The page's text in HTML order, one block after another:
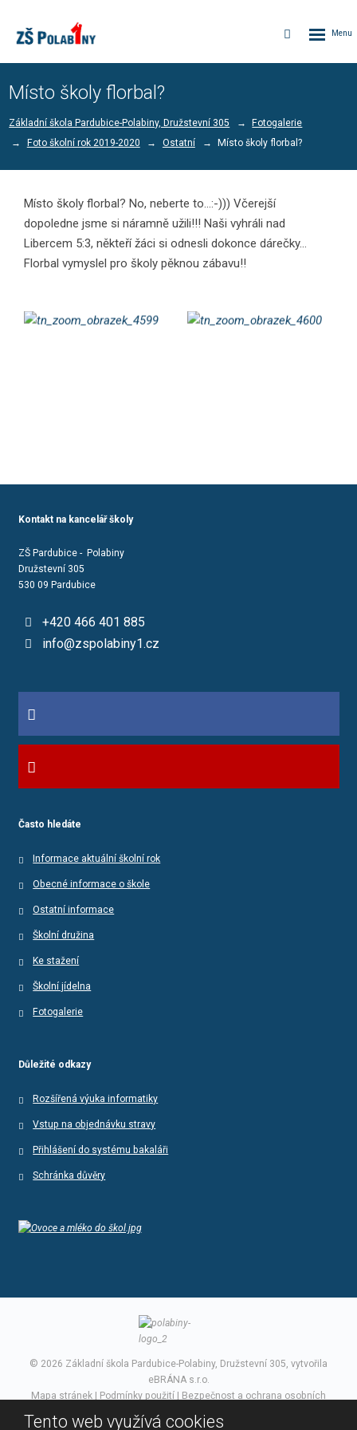
Vyhledávání
Místo školy florbal?
Základní škola Pardubice-Polabiny, Družstevní 305
Fotogalerie
Foto školní rok 2019-2020
Ostatní Místo školy florbal?
Místo školy florbal? No, neberte to...:-))) Včerejší
dopoledne jsme si náramně užili!!! Naši vyhráli nad
Libercem 5:3, někteří žáci si odnesli dokonce dárečky...
Florbal vymyslel pro školy pěknou zábavu!!
Kontakt na kancelář školy
ZŠ Pardubice - Polabiny
Družstevní 305
530 09 Pardubice
+420 466 401 885
info@zspolabiny1.cz
Často hledáte
Informace aktuální školní rok
Obecné informace o škole
Ostatní informace
Školní družina
Ke stažení
Školní jídelna
Fotogalerie
Důležité odkazy
Rozšířená výuka informatiky
Vstup na objednávku stravy
Přihlášení do systému bakaláři
Schránka důvěry
© 2026 Základní škola Pardubice-Polabiny, Družstevní 305, vytvořila
eBRÁNA s.r.o.
Mapa stránek
Podmínky použití
Bezpečnost a ochrana osobních
Tento web využívá cookies